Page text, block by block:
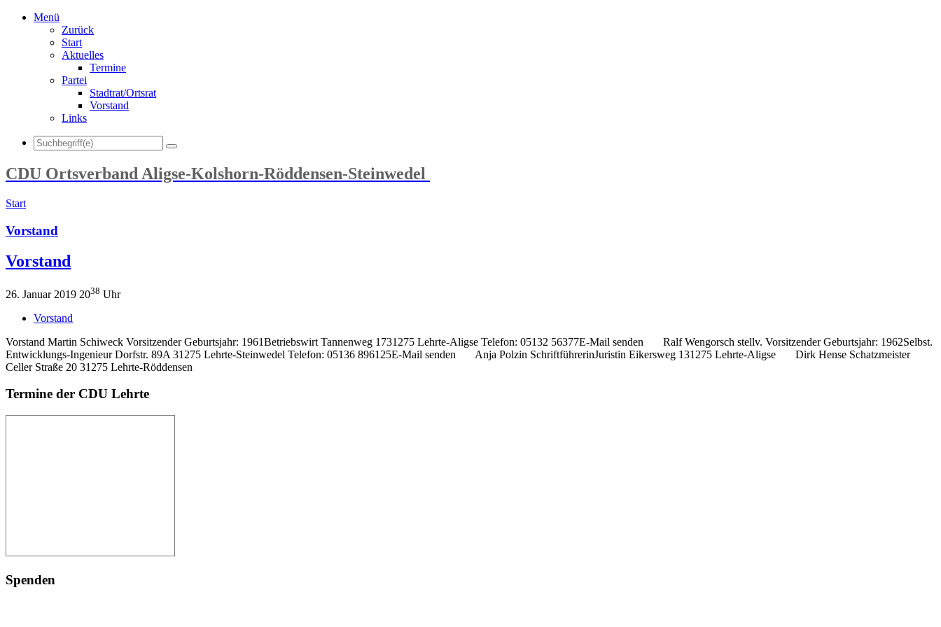
Menü
Zurück
Start
Aktuelles
Termine
Partei
Stadtrat/Ortsrat
Vorstand
Links
CDU Ortsverband Aligse-Kolshorn-Röddensen-Steinwedel
Start
Vorstand
Vorstand
26. Januar 2019 2038 Uhr
Vorstand
Vorstand Martin Schiweck Vorsitzender Geburtsjahr: 1961Betriebswirt Tannenweg 1731275 Lehrte-Aligse Telefon: 05132 56377E-Mail senden Ralf Wengorsch stellv. Vorsitzender Geburtsjahr: 1962Selbst.
Entwicklungs-Ingenieur Dorfstr. 89A 31275 Lehrte-Steinwedel Telefon: 05136 896125E-Mail senden Anja Polzin SchriftführerinJuristin Eikersweg 131275 Lehrte-Aligse Dirk Hense Schatzmeister
Celler Straße 20 31275 Lehrte-Röddensen
Termine der CDU Lehrte
Spenden